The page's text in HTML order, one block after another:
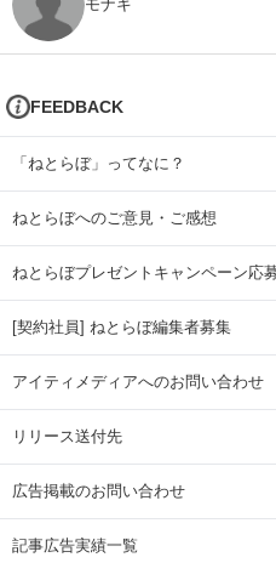
モナキ
FEEDBACK
「ねとらぼ」ってなに？
ねとらぼへのご意見・ご感想
ねとらぼプレゼントキャンペーン応
[契約社員] ねとらぼ編集者募集
アイティメディアへのお問い合わせ
リリース送付先
広告掲載のお問い合わせ
記事広告実績一覧